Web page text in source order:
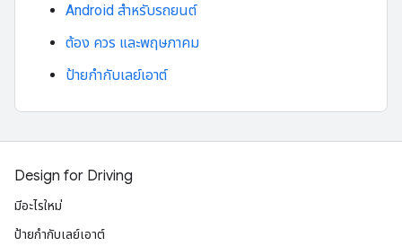
Android สำหรับรถยนต์
ต้อง ควร และพฤษภาคม
ป้ายกำกับเลย์เอาต์
Design for Driving
มีอะไรใหม่
ป้ายกํากับเลย์เอาต์